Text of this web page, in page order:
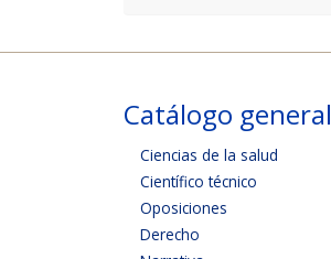
Catálogo general
Ciencias de la salud
Científico técnico
Oposiciones
Derecho